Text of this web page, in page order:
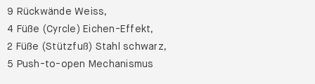
9 Rückwände Weiss,
4 Füße (Cyrcle) Eichen-Effekt,
2 Füße (Stützfuß) Stahl schwarz,
5 Push-to-open Mechanismus